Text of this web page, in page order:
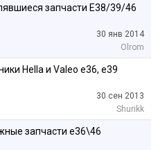
запчасти Е38/39/46
30 янв 2014
Olrom
Hella и Valeo e36, e39
30 сен 2013
Shurikk
запчасти е36\46